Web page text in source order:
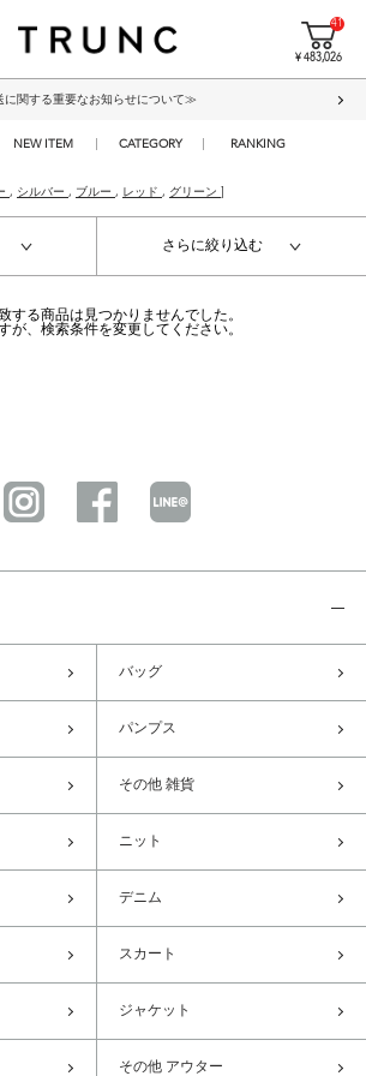
41
¥ 483,026
関する重要なお知らせについて≫
NEW ITEM CATEGORY RANKING
, シルバー , ブルー , レッド , グリーン
さらに絞り込む
する商品は見つかりませんでした。
が、検索条件を変更してください。
バッグ
パンプス
その他 雑貨
ニット
デニム
スカート
ジャケット
その他 アウター